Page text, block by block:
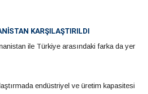
KARŞILAŞTIRILDI
ile Türkiye arasındaki farka da yer
endüstriyel ve üretim kapasitesi